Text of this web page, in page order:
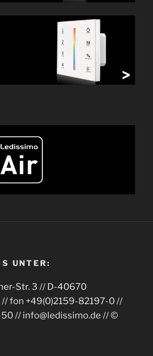
UNTER:
Str. 3 // D-40670
fon +49(0)2159-82197-0 //
// info@ledissimo.de // ©